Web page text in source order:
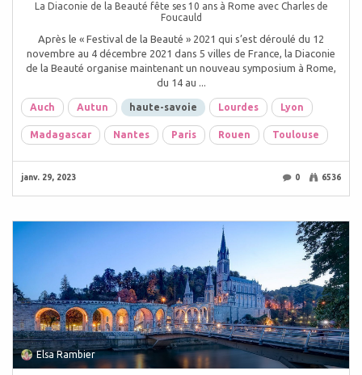
La Diaconie de la Beauté fête ses 10 ans à Rome avec Charles de
Foucauld
Après le « Festival de la Beauté » 2021 qui s’est déroulé du 12
novembre au 4 décembre 2021 dans 5 villes de France, la Diaconie
de la Beauté organise maintenant un nouveau symposium à Rome,
du 14 au ...
Auch Autun haute-savoie Lourdes Lyon
Madagascar Nantes Paris Rouen Toulouse
janv. 29, 2023 0 6536
Elsa Rambier